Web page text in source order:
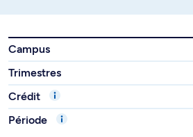
Campus
Trimestres
Crédit
Période